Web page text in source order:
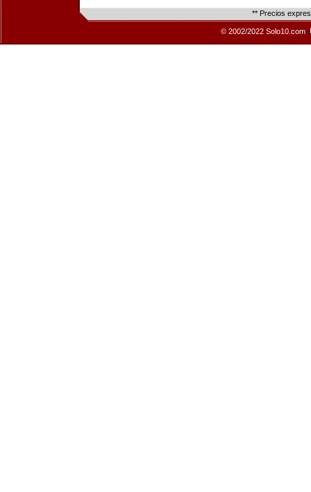
** Precios
© 2002/2022 Solo10.com